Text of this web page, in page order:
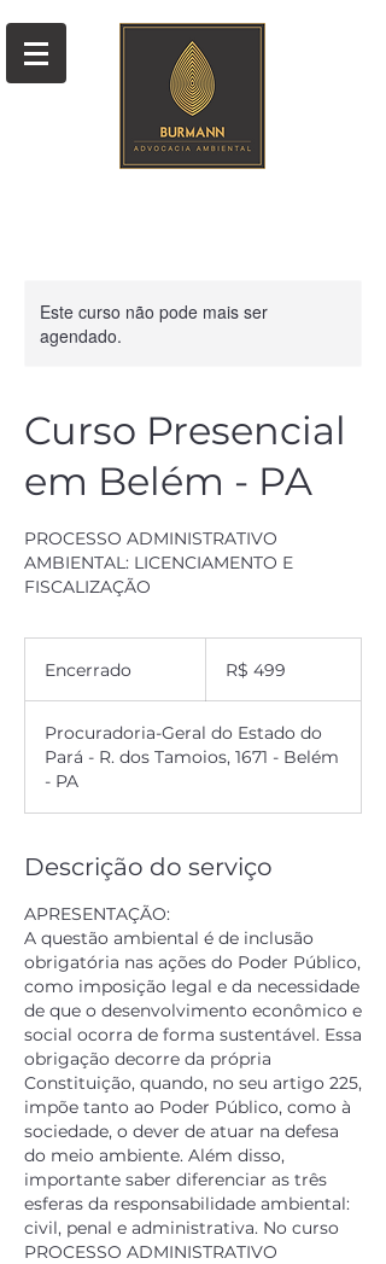
Este curso não pode mais ser
agendado.
Curso Presencial
em Belém - PA
PROCESSO ADMINISTRATIVO
AMBIENTAL: LICENCIAMENTO E
FISCALIZAÇÃO
Encerrado
e
r
a
o
brasileiros
R$ 499
Procuradoria-Geral do Estado do
Pará - R. dos Tamoios, 1671 - Belém
- PA
Descrição do serviço
APRESENTAÇÃO:
A questão ambiental é de inclusão
obrigatória nas ações do Poder Público,
como imposição legal e da necessidade
de que o desenvolvimento econômico e
social ocorra de forma sustentável. Essa
obrigação decorre da própria
Constituição, quando, no seu artigo 225,
impõe tanto ao Poder Público, como à
sociedade, o dever de atuar na defesa
do meio ambiente. Além disso,
importante saber diferenciar as três
esferas da responsabilidade ambiental:
civil, penal e administrativa. No curso
PROCESSO ADMINISTRATIVO